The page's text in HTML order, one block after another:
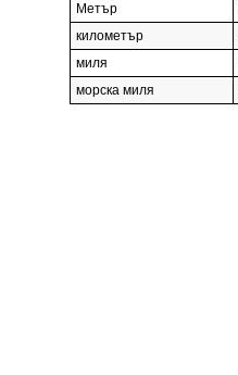
Метър
километър
миля
морска миля